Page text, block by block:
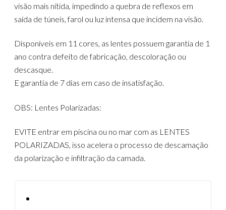
visão mais nítida, impedindo a quebra de reflexos em
saída de túneis, farol ou luz intensa que incidem na visão.
Disponíveis em 11 cores, as lentes possuem garantia de 1
ano contra defeito de fabricação, descoloração ou
descasque.
E garantia de 7 dias em caso de insatisfação.
OBS: Lentes Polarizadas:
EVITE entrar em piscina ou no mar com as LENTES
POLARIZADAS, isso acelera o processo de descamação
da polarização e infiltração da camada.